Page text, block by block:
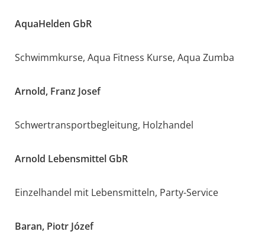
AquaHelden GbR
Schwimmkurse, Aqua Fitness Kurse, Aqua Zumba
Arnold, Franz Josef
Schwertransportbegleitung, Holzhandel
Arnold Lebensmittel GbR
Einzelhandel mit Lebensmitteln, Party-Service
Baran, Piotr Józef